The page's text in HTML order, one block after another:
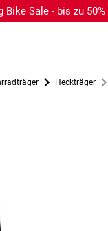
Bike Sale - bis zu 50%
Heckträger